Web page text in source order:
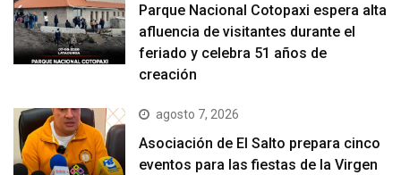
Parque Nacional Cotopaxi espera alta
afluencia de visitantes durante el
feriado y celebra 51 años de
creación
agosto 7, 2026
Asociación de El Salto prepara cinco
eventos para las fiestas de la Virgen